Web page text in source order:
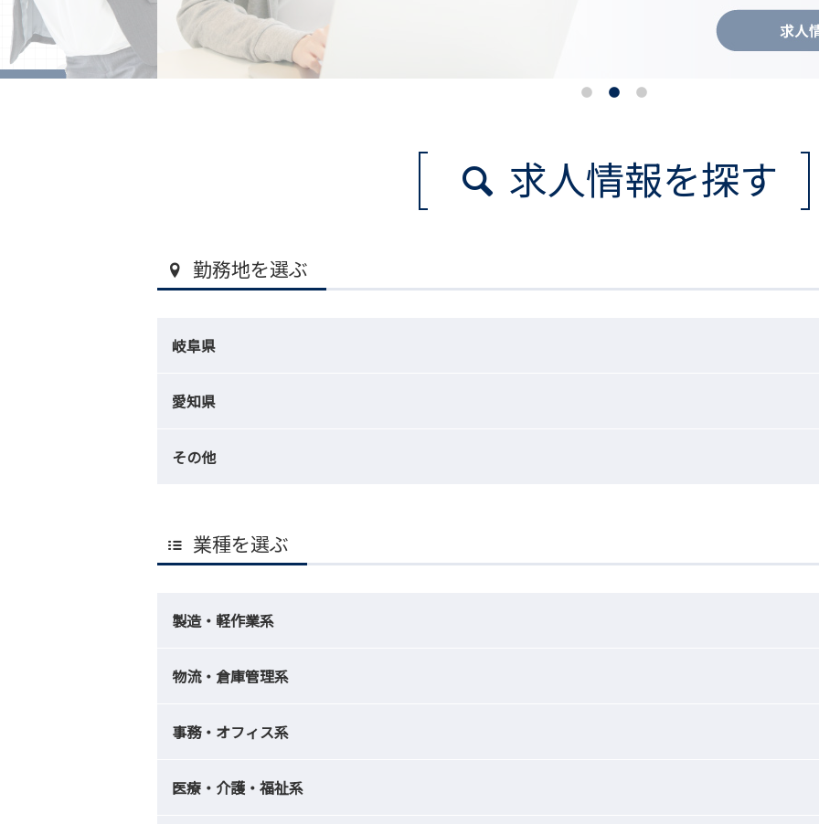
求人情報を探す
勤務地を選ぶ
岐阜県
愛知県
その他
業種を選ぶ
製造・軽作業系
物流・倉庫管理系
事務・オフィス系
医療・介護・福祉系